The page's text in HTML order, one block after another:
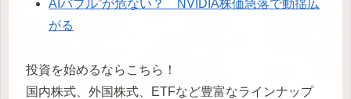
AIバブル”が危ない？ NVIDIA株価急落で動揺広
がる
投資を始めるならこちら！
国内株式、外国株式、ETFなど豊富なラインナップ